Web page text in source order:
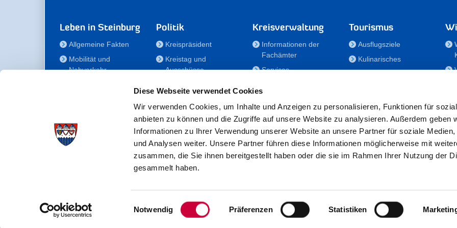
Diese Webseite verwendet Cookies
Wir verwenden Cookies, um Inhalte und Anzeigen zu personalisieren, Funktionen für
anbieten zu können und die Zugriffe auf unsere Website zu analysieren. Außerdem geben
Informationen zu Ihrer Verwendung unserer Website an unsere Partner für soziale Medien,
und Analysen weiter. Unsere Partner führen diese Informationen möglicherweise mit
zusammen, die Sie ihnen bereitgestellt haben oder die sie im Rahmen Ihrer Nutzung der
gesammelt haben.
Einwilligungsauswahl
Notwendig Präferenzen Statistiken
Leben in Steinburg
Allgemeine Fakten
Mobilität und
Nahverkehr
Gesundheit
Bildung
Politik
Kreispräsident
Kreistag und
Ausschüsse
für Menschen mit
Behinderung
Der
Kreisseniorenbeirat
Förderstiftung
Fördergesellschaft/Sportförderung
Kreisverwaltung
Informationen der
Fachämter
Services
Nachwuchskräfte
Notdienste
Bekanntmachungen
Formulare/Downloads
RSS-Feeds
Tourismus
Ausflugsziele
Kulinarisches
Veranstaltungen
Kreisverwaltung Steinburg · Viktoriastraße 16-18 · 25524 Itzehoe · Telefon: 04821/69-0 · Fax: 04821/699-356 · E-Mail:
Datenschutz·Impressum Hinweisgeberschutzgesetz